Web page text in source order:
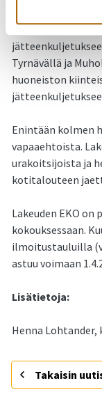
– Biojätteet
Tyrnävällä ja
huoneiston
Enintään kolmen
vapaaehtoista.
urakoitsijoista ja
kotitalouteen
Lakeuden EKO
kokouksessaan.
ilmoitustauluilla
astuu voimaan
Lisätietoja:
Henna Lohtander,
Takaisin